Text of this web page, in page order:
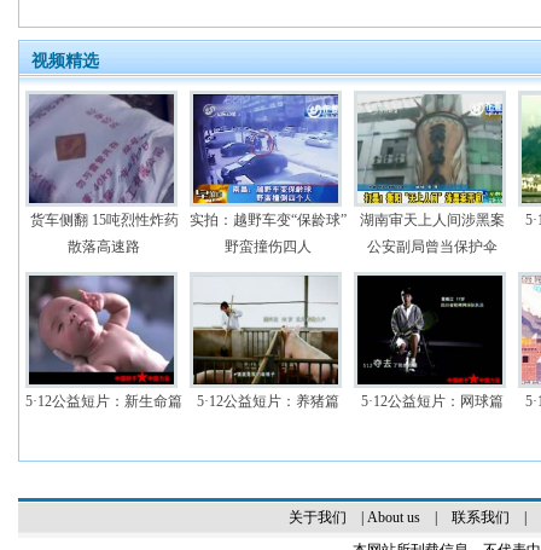
视频精选
货车侧翻 15吨烈性炸药
散落高速路
实拍：越野车变“保龄球”
野蛮撞伤四人
湖南审天上人间涉黑案
公安副局曾当保护伞
5·12公益短片：新生命篇 5·12公益短片：养猪篇 5·12公益短片：网球篇
关于我们 About us| 联系我们